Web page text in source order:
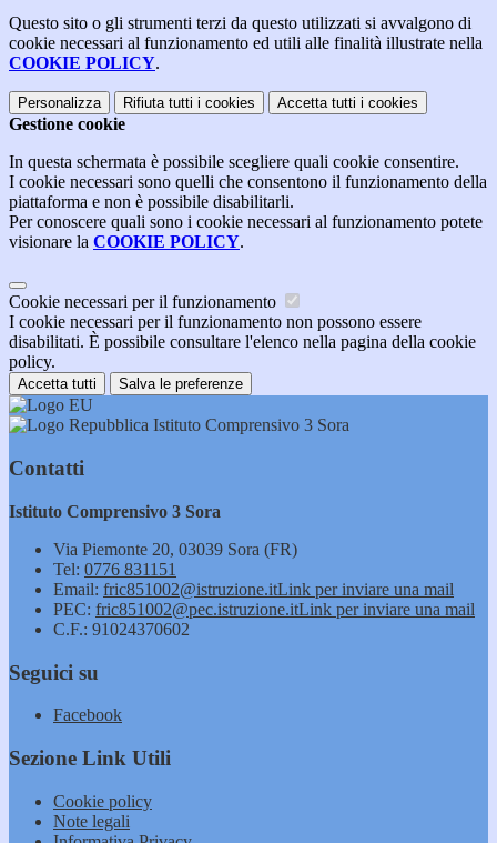
Questo sito o gli strumenti terzi da questo utilizzati si avvalgono di
cookie necessari al funzionamento ed utili alle finalità illustrate nella
COOKIE POLICY.
Personalizza Rifiuta tutti i cookies Accetta tutti i cookies
Gestione cookie
In questa schermata è possibile scegliere quali cookie consentire.
I cookie necessari sono quelli che consentono il funzionamento della
piattaforma e non è possibile disabilitarli.
Per conoscere quali sono i cookie necessari al funzionamento potete
visionare la COOKIE POLICY.
Cookie necessari per il funzionamento
I cookie necessari per il funzionamento non possono essere
disabilitati. È possibile consultare l'elenco nella pagina della cookie
policy.
Accetta tutti Salva le preferenze
Istituto Comprensivo 3 Sora
Contatti
Istituto Comprensivo 3 Sora
Via Piemonte 20, 03039 Sora (FR)
Tel: 0776 831151
Email: fric851002@istruzione.itLink per inviare una mail
PEC: fric851002@pec.istruzione.itLink per inviare una mail
C.F.: 91024370602
Seguici su
Facebook
Sezione Link Utili
Cookie policy
Note legali